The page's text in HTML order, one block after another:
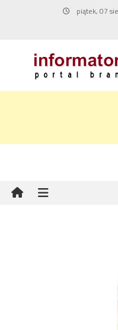
piątek, 07